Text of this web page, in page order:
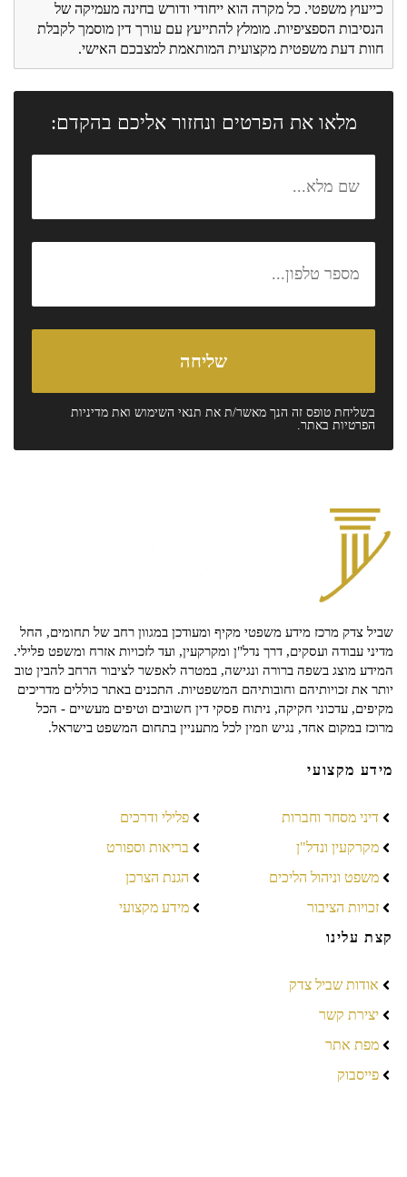
כייעוץ משפטי. כל מקרה הוא ייחודי ודורש בחינה מעמיקה של
הנסיבות הספציפיות. מומלץ להתייעץ עם עורך דין מוסמך לקבלת
חוות דעת משפטית מקצועית המותאמת למצבכם האישי.
מלאו את הפרטים ונחזור אליכם בהקדם:
בשליחת טופס זה הנך מאשר/ת את תנאי השימוש ואת מדיניות
הפרטיות באתר.
שביל צדק מרכז מידע משפטי מקיף ומעודכן במגוון רחב של תחומים, החל
מדיני עבודה ועסקים, דרך נדל"ן ומקרקעין, ועד לזכויות אזרח ומשפט פלילי.
המידע מוצג בשפה ברורה ונגישה, במטרה לאפשר לציבור הרחב להבין טוב
יותר את זכויותיהם וחובותיהם המשפטיות. התכנים באתר כוללים מדריכים
מקיפים, עדכוני חקיקה, ניתוח פסקי דין חשובים וטיפים מעשיים - הכל
מרוכז במקום אחד, נגיש וזמין לכל מתעניין בתחום המשפט בישראל.
מידע מקצועי
דיני מסחר וחברות
מקרקעין ונדל"ן
משפט וניהול הליכים
זכויות הציבור
פלילי ודרכים
בריאות וספורט
הגנת הצרכן
מידע מקצועי
קצת עלינו
אודות שביל צדק
יצירת קשר
מפת אתר
פייסבוק